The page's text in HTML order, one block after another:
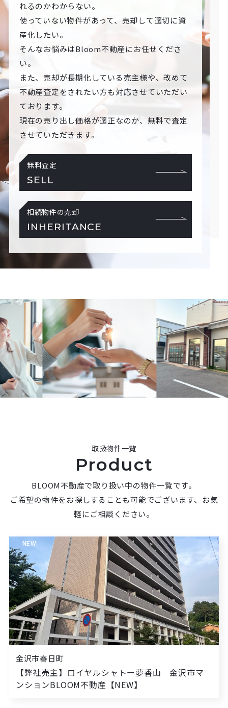
れるのかわからない。
使っていない物件があって、売却して適切に資
産化したい。
そんなお悩みはBloom不動産にお任せくださ
い。
また、売却が長期化している売主様や、改めて
不動産査定をされたい方も対応させていただい
ております。
現在の売り出し価格が適正なのか、無料で査定
させていただきます。
無料査定
SELL
相続物件の売却
INHERITANCE
取扱物件一覧
Product
BLOOM不動産で取り扱い中の物件一覧です。
ご希望の物件をお探しすることも可能でございます、お気
軽にご相談ください。
金沢市春日町
【弊社売主】ロイヤルシャトー夢香山 金沢市マ
ンションBLOOM不動産【NEW】
NEW